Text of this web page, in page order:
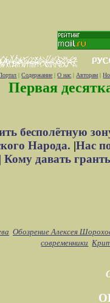
|Содержание |О нас | Авторам |
Первая
бесполётную
Народа. |Нас
Кому давать
Обозрение Алексея
современники